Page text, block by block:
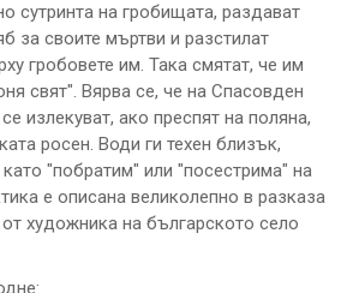
сутринта на гробищата, раздават
за своите мъртви и разстилат
гробовете им. Така смятат, че им
свят". Вярва се, че на Спасовден
излекуват, ако преспят на поляна,
росен. Води ги техен близък,
"побратим" или "посестрима" на
е описана великолепно в разказа
художника на българското село